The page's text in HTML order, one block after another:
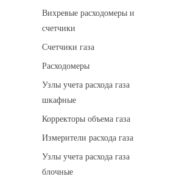
Вихревые расходомеры и
счетчики
Счетчики газа
Расходомеры
Узлы учета расхода газа
шкафные
Корректоры объема газа
Измерители расхода газа
Узлы учета расхода газа
блочные